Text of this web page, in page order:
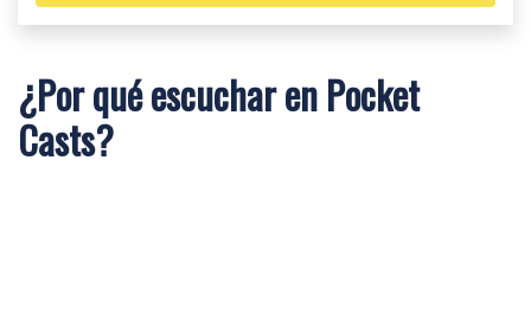
¿Por qué escuchar en Pocket
Casts?